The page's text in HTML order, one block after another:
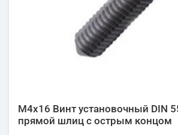
М4х16 Винт установочный DIN
прямой шлиц с острым концом